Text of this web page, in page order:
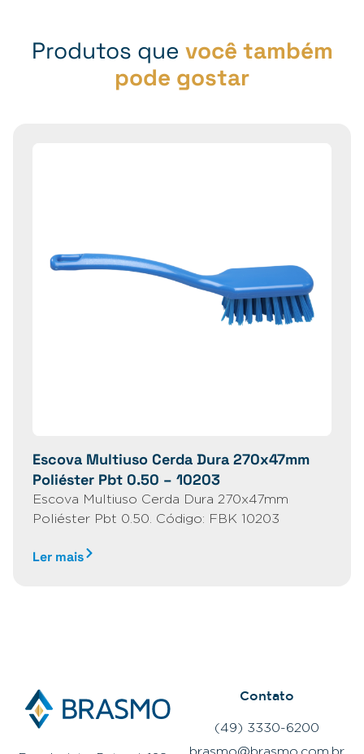
Produtos que você também
pode gostar
Escova Multiuso Cerda Dura 270x47mm
Poliéster Pbt 0.50 – 10203
Escova Multiuso Cerda Dura 270x47mm
Poliéster Pbt 0.50. Código: FBK 10203
Ler mais
Contato
(49) 3330-6200
brasmo@brasmo.com.br